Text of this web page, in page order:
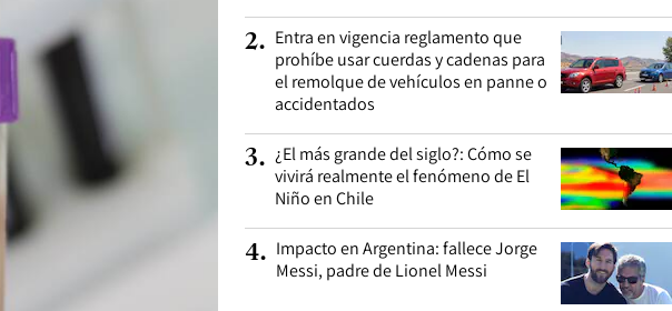
2. Entra en vigencia reglamento que
prohíbe usar cuerdas y cadenas para
el remolque de vehículos en panne o
accidentados
3. ¿El más grande del siglo?: Cómo se
vivirá realmente el fenómeno de El
Niño en Chile
4. Impacto en Argentina: fallece Jorge
Messi, padre de Lionel Messi